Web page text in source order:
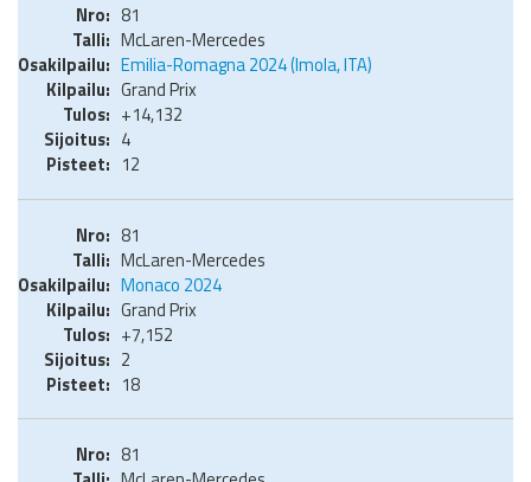
81
McLaren-Mercedes
Emilia-Romagna 2024 (Imola, ITA)
Grand Prix
+14,132
4
12
81
McLaren-Mercedes
Monaco 2024
Grand Prix
+7,152
2
18
81